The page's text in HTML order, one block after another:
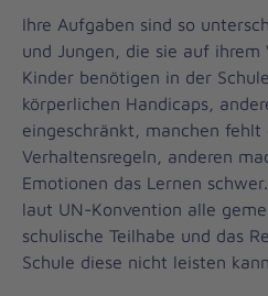
Ihre Aufgaben sind so
und Jungen, die sie auf ihrem
Kinder benötigen in der
körperlichen Handicaps,
eingeschränkt, manchen fehlt
Verhaltensregeln, anderen
Emotionen das Lernen
laut UN-Konvention alle
schulische Teilhabe und das
Schule diese nicht leisten